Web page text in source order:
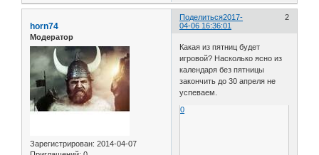
Поделиться 2
2017-
04-06 16:36:01
horn74
Модератор
Зарегистрирован: 2014-04-07
Какая из пятниц будет
игровой? Насколько ясно из
календаря без пятницы
закончить до 30 апреля не
успеваем.
0